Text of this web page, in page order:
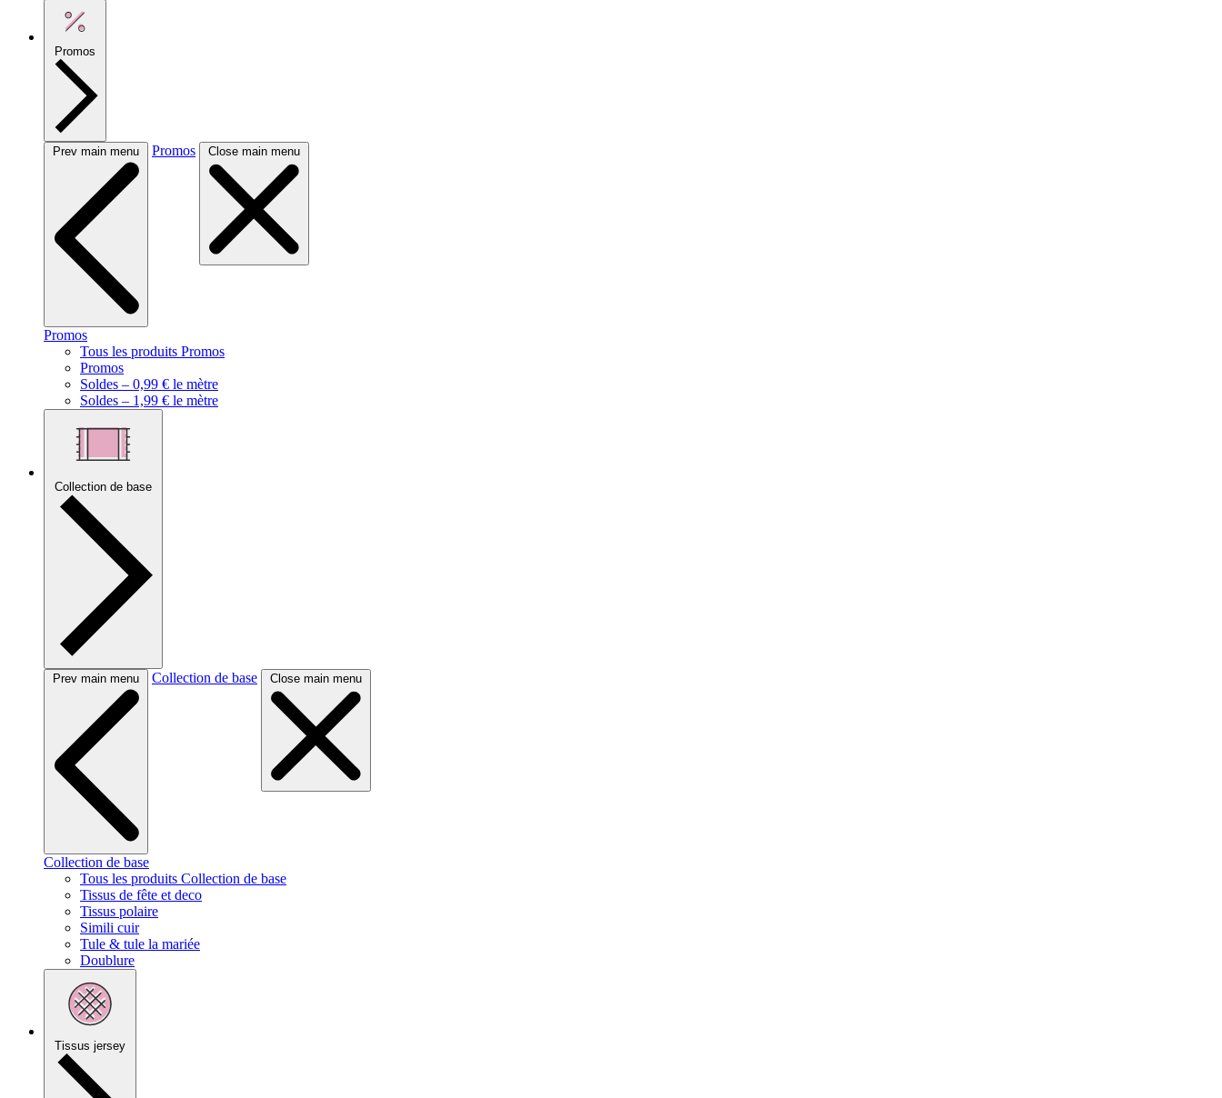
Promos
Prev main menu Promos Close main menu
Promos
Tous les produits Promos
Promos
Soldes – 0,99 € le mètre
Soldes – 1,99 € le mètre
Collection de base
Prev main menu Collection de base Close main menu
Collection de base
Tous les produits Collection de base
Tissus de fête et deco
Tissus polaire
Simili cuir
Tule & tule la mariée
Doublure
Tissus jersey